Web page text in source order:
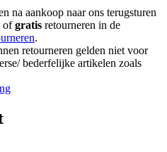
na aankoop naar ons terugsturen
ofgratis retourneren in de
.
retourneren gelden niet voor
bederfelijke artikelen zoals